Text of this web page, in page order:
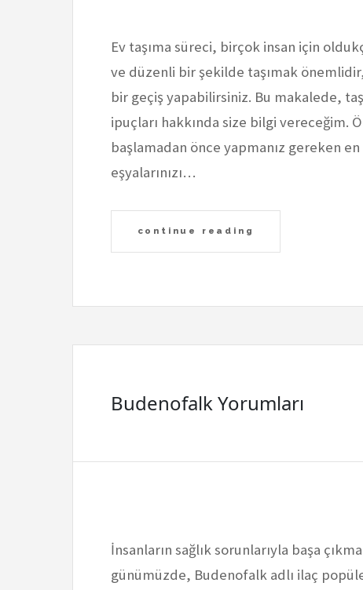
Ev taşıma süreci, birçok insan için
ve düzenli bir şekilde taşımak
bir geçiş yapabilirsiniz. Bu makalede,
ipuçları hakkında size bilgi vereceğim.
başlamadan önce yapmanız gereken
eşyalarınızı…
continue reading
Budenofalk Yorumları
İnsanların sağlık sorunlarıyla başa
günümüzde, Budenofalk adlı ilaç